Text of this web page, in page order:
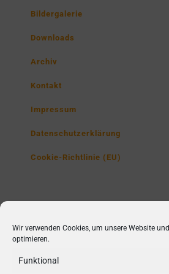
Wir verwenden Cookies, um unsere Website
optimieren.
Funktional
Bildergalerie
Downloads
Archiv
Kontakt
Impressum
Datenschutzerklärung
Cookie-Richtlinie (EU)
Poppenbütteler Str. 230,